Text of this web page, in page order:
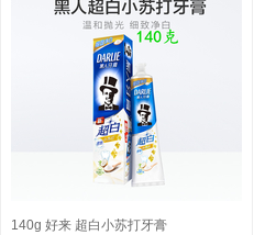
140g 好来 超白小苏打牙膏